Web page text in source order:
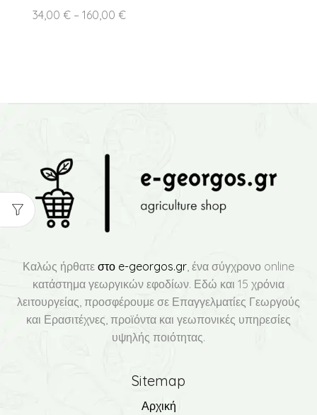
34,00 € – 160,00 €Price
Καλώς ήρθατε στο e-georgos.gr , ένα σύγχρονο online
κατάστημα γεωργικών εφοδίων. Εδώ και 15 χρόνια
λειτουργείας, προσφέρουμε σε Επαγγελματίες Γεωργούς
και Ερασιτέχνες, προϊόντα και γεωπονικές υπηρεσίες
υψηλής ποιότητας.
Sitemap
Αρχική